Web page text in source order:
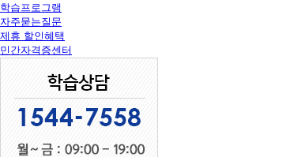
학습프로그램
자주묻는질문
제휴 할인혜택
민간자격증센터